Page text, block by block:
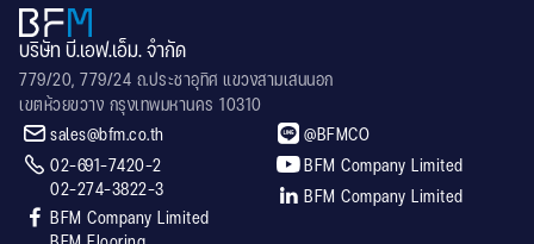
บริษัท บี.เอฟ.เอ็ม. จำกัด
779/20, 779/24 ถ.ประชาอุทิศ แขวงสามเสนนอก
เขตห้วยขวาง กรุงเทพมหานคร 10310
 sales@bfm.co.th
 02-691-7420-2
02-274-3822-3

BFM Company Limited
 @BFMCO
 BFM Company Limited
 BFM Company Limited